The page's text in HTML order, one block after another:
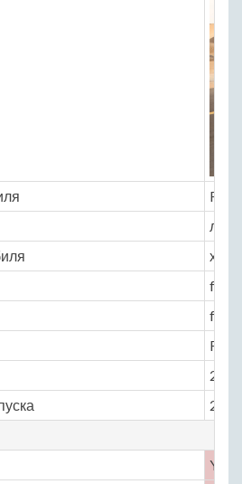
ff
FF
2011
2016
Yes